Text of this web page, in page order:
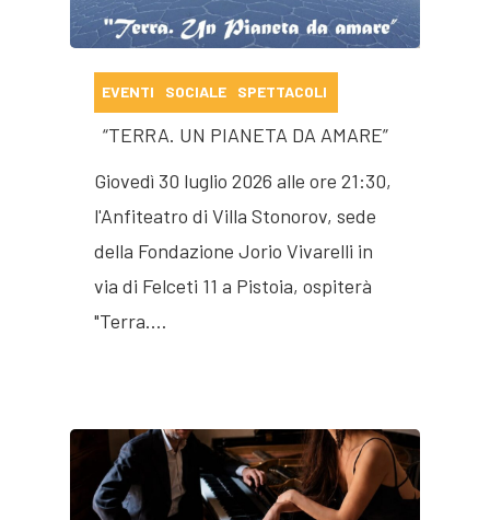
EVENTI SOCIALE SPETTACOLI
“TERRA. UN PIANETA DA AMARE”
Giovedì 30 luglio 2026 alle ore 21:30,
l'Anfiteatro di Villa Stonorov, sede
della Fondazione Jorio Vivarelli in
via di Felceti 11 a Pistoia, ospiterà
"Terra.…